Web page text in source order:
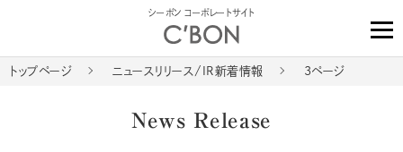
シーボン コーポレートサイト
トップページ ニュースリリース/IR新着情報 3ページ
News Release